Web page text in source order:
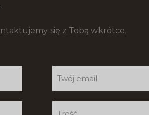
się z Tobą wkrótce.